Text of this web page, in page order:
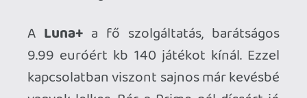
másodpercet vesz csak igénybe.
Próbáltam mindenen, nekem a kedvenc
setupom a tableten játszás volt, de megy
telefonon, laptopon, tévén is. Az újabb LG
és Samsung tévék már alapból